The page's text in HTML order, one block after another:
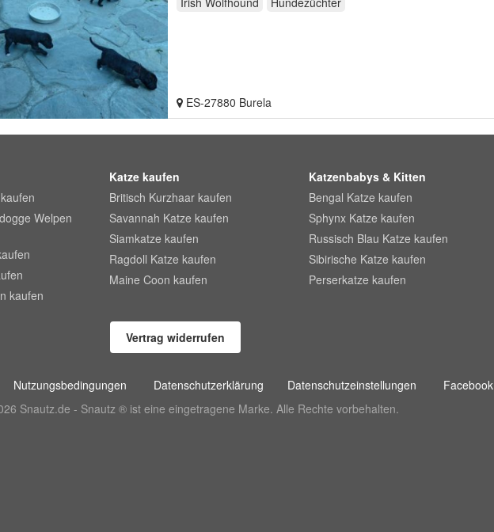
ES-27880 Burela
Welpen
kaufen
Katze kaufen
Britisch Kurzhaar kaufen
Savannah Katze kaufen
Siamkatze kaufen
Ragdoll Katze kaufen
Maine Coon kaufen
Katzenbabys & Kitten
Bengal Katze kaufen
Sphynx Katze kaufen
Russisch Blau Katze kaufen
Sibirische Katze kaufen
Perserkatze kaufen
Vertrag widerrufen
Nutzungsbedingungen Datenschutzerklärung Datenschutzeinstellungen
Facebook
Snautz.de - Snautz ® ist eine eingetragene Marke. Alle Rechte vorbehalten.